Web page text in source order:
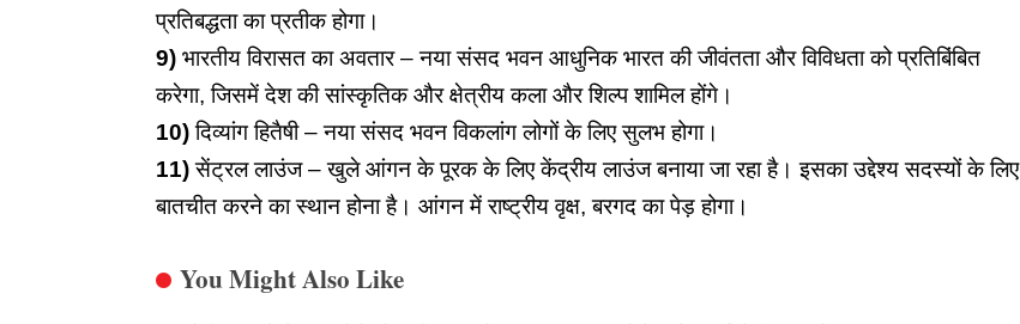
प्रतिबद्धता का प्रतीक होगा।
9) भारतीय विरासत का अवतार – नया संसद भवन आधुनिक भारत की जीवंतता और विविधता को प्रतिबिंबित
करेगा, जिसमें देश की सांस्कृतिक और क्षेत्रीय कला और शिल्प शामिल होंगे।
10)दिव्यांग हितैषी – नया संसद भवन विकलांग लोगों के लिए सुलभ होगा।
11)सेंट्रल लाउंज – खुले आंगन के पूरक के लिए केंद्रीय लाउंज बनाया जा रहा है। इसका उद्देश्य सदस्यों के लिए
बातचीत करने का स्थान होना है। आंगन में राष्ट्रीय वृक्ष, बरगद का पेड़ होगा।
You Might Also Like